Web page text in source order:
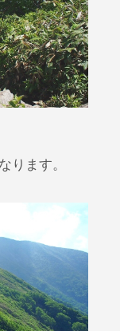
ります。